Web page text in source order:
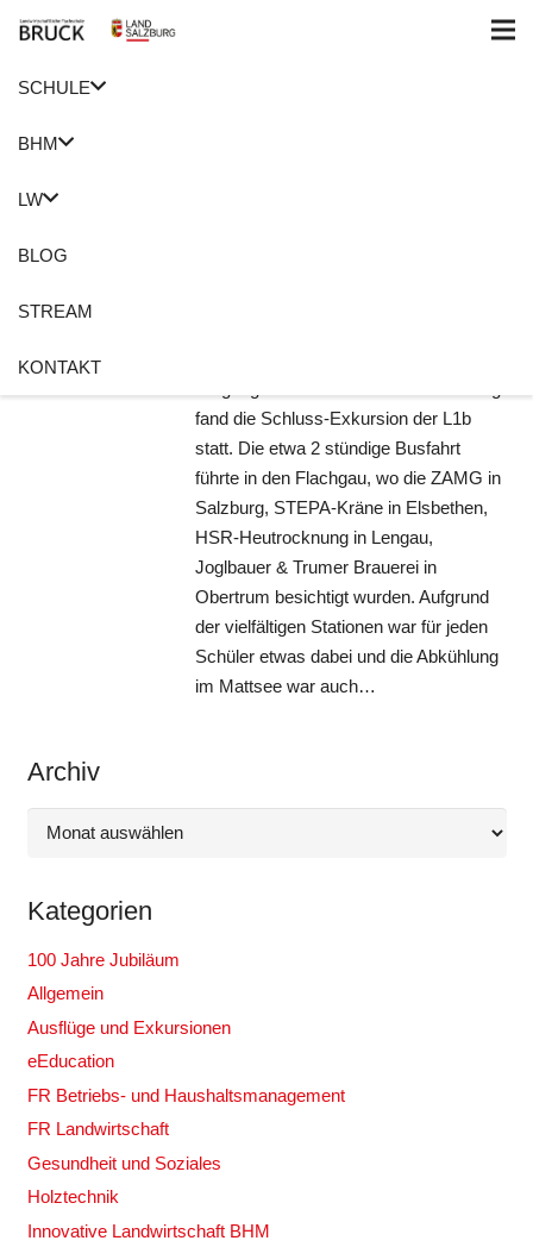
SCHULE
BHM
LW
BLOG
STREAM
KONTAKT
fand die Schluss-Exkursion der L1b
statt. Die etwa 2 stündige Busfahrt
führte in den Flachgau, wo die ZAMG in
Salzburg, STEPA-Kräne in Elsbethen,
HSR-Heutrocknung in Lengau,
Joglbauer & Trumer Brauerei in
Obertrum besichtigt wurden. Aufgrund
der vielfältigen Stationen war für jeden
Schüler etwas dabei und die Abkühlung
im Mattsee war auch…
Archiv
Archiv
Kategorien
100 Jahre Jubiläum
Allgemein
Ausflüge und Exkursionen
eEducation
FR Betriebs- und Haushaltsmanagement
FR Landwirtschaft
Gesundheit und Soziales
Holztechnik
Innovative Landwirtschaft BHM